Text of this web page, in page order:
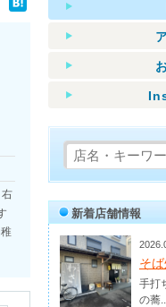
新着店舗情報
そ
手打
の蕎